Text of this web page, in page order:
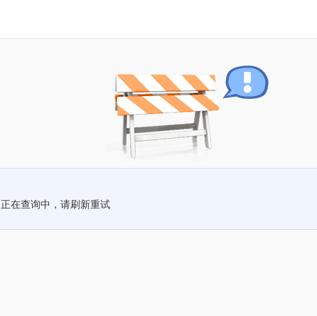
正在查询中，请刷新重试